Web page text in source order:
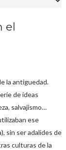
el
la antiguedad.
de ideas
salvajismo…
ese
sin ser adalides de
culturas de la